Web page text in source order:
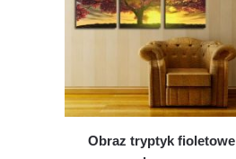
można
wybrać
na
stronie
produktu
Obraz tryptyk fioletowe